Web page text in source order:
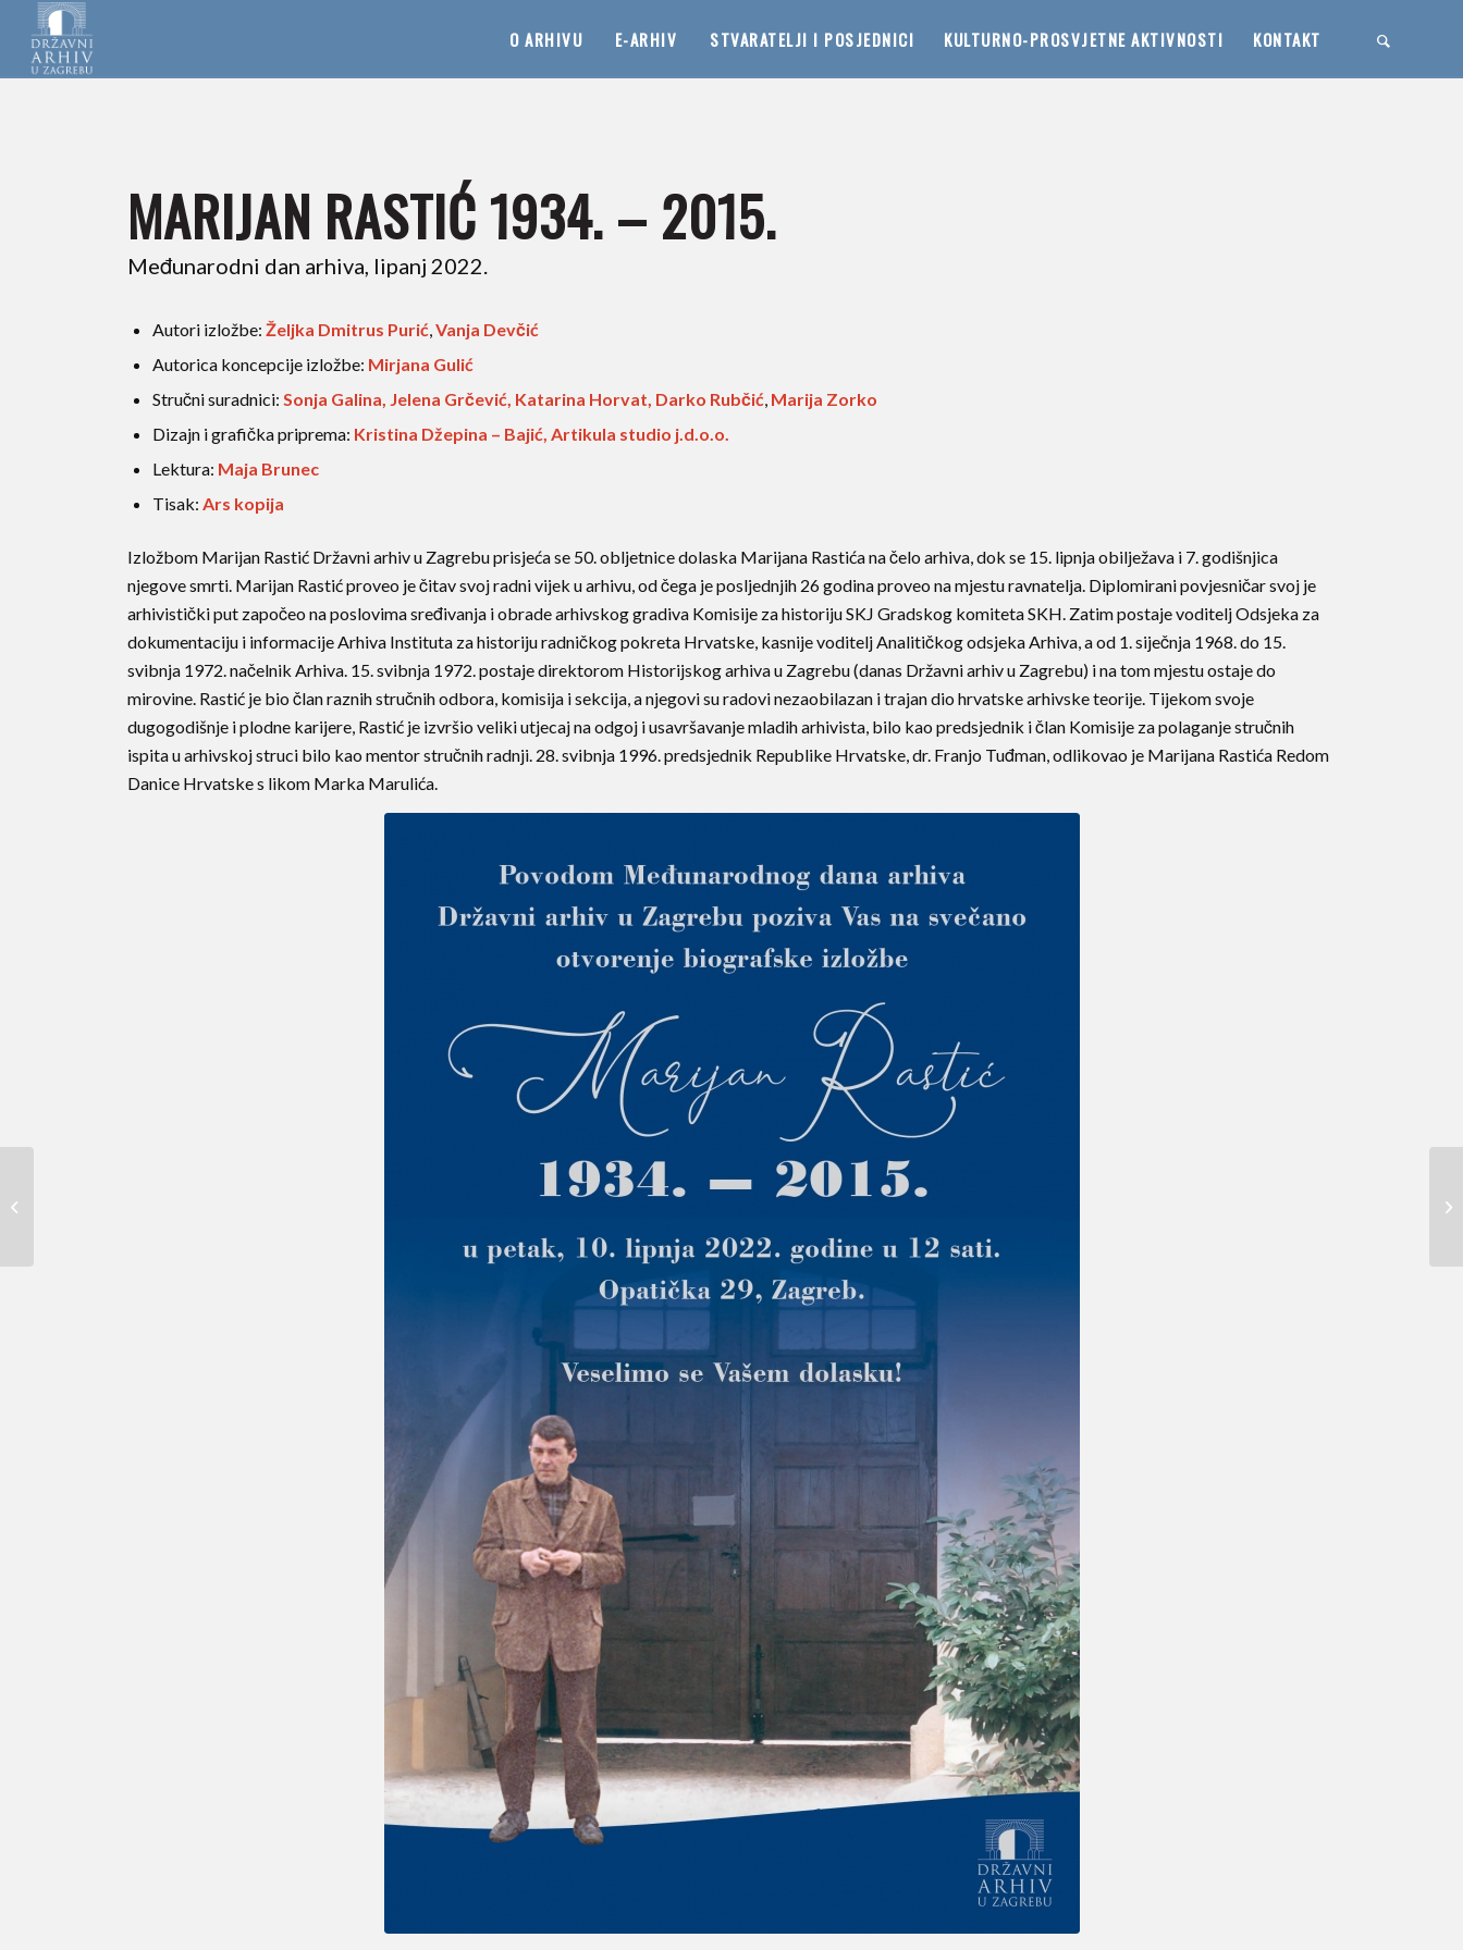
O ARHIVU E-ARHIV STVARATELJI I POSJEDNICI KULTURNO-PROSVJETNE AKTIVNOSTI KONTAKT
MARIJAN RASTIĆ 1934. – 2015.
Međunarodni dan arhiva, lipanj 2022.
Autori izložbe:Željka Dmitrus Purić,Vanja Devčić
Autorica koncepcije izložbe: Mirjana Gulić
Stručni suradnici:Sonja Galina, Jelena Grčević, Katarina Horvat, Darko Rubčić, Marija Zorko
Dizajn i grafička priprema: Kristina Džepina – Bajić, Artikula studio j.d.o.o.
Lektura: Maja Brunec
Tisak:Ars kopija
Izložbom Marijan Rastić Državni arhiv u Zagrebu prisjeća se 50. obljetnice dolaska Marijana Rastića na čelo arhiva, dok se 15. lipnja obilježava i 7. godišnjica
njegove smrti. Marijan Rastić proveo je čitav svoj radni vijek u arhivu, od čega je posljednjih 26 godina proveo na mjestu ravnatelja. Diplomirani povjesničar svoj je
arhivistički put započeo na poslovima sređivanja i obrade arhivskog gradiva Komisije za historiju SKJ Gradskog komiteta SKH. Zatim postaje voditelj Odsjeka za
dokumentaciju i informacije Arhiva Instituta za historiju radničkog pokreta Hrvatske, kasnije voditelj Analitičkog odsjeka Arhiva, a od 1. siječnja 1968. do 15.
svibnja 1972. načelnik Arhiva. 15. svibnja 1972. postaje direktorom Historijskog arhiva u Zagrebu (danas Državni arhiv u Zagrebu) i na tom mjestu ostaje do
mirovine. Rastić je bio član raznih stručnih odbora, komisija i sekcija, a njegovi su radovi nezaobilazan i trajan dio hrvatske arhivske teorije. Tijekom svoje
dugogodišnje i plodne karijere, Rastić je izvršio veliki utjecaj na odgoj i usavršavanje mladih arhivista, bilo kao predsjednik i član Komisije za polaganje stručnih
ispita u arhivskoj struci bilo kao mentor stručnih radnji. 28. svibnja 1996. predsjednik Republike Hrvatske, dr. Franjo Tuđman, odlikovao je Marijana Rastića Redom
Danice Hrvatske s likom Marka Marulića.